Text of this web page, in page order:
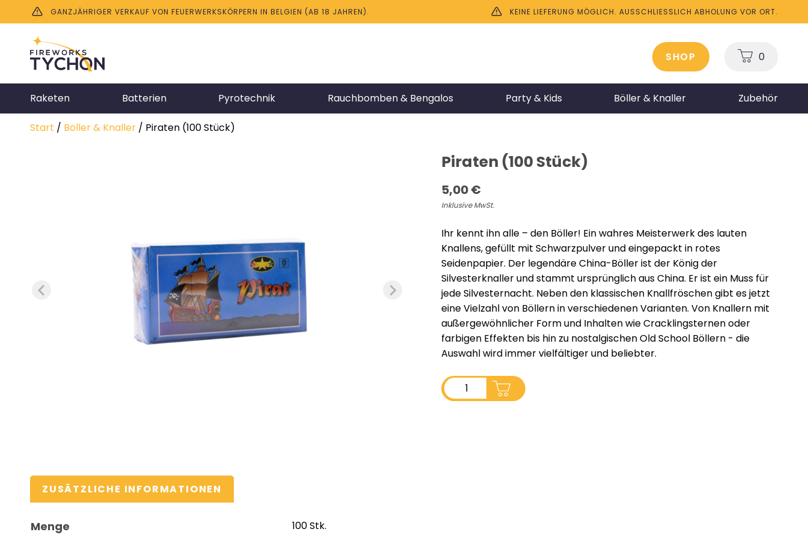
GANZJÄHRIGER VERKAUF VON FEUERWERKSKÖRPERN IN BELGIEN (AB 18 JAHREN). KEINE LIEFERUNG MÖGLICH. AUSSCHLIESSLICH ABHOLUNG VOR ORT.
SHOP 0
Raketen Batterien Pyrotechnik Rauchbomben & Bengalos Party & Kids Böller & Knaller Zubehör
Start / Böller & Knaller / Piraten (100 Stück)
Piraten (100 Stück)
5,00€
Inklusive MwSt.
Ihr kennt ihn alle – den Böller! Ein wahres Meisterwerk des lauten
Knallens, gefüllt mit Schwarzpulver und eingepackt in rotes
Seidenpapier. Der legendäre China-Böller ist der König der
Silvesterknaller und stammt ursprünglich aus China. Er ist ein Muss für
jede Silvesternacht. Neben den klassischen Knallfröschen gibt es jetzt
eine Vielzahl von Böllern in verschiedenen Varianten. Von Knallern mit
außergewöhnlicher Form und Inhalten wie Cracklingsternen oder
farbigen Effekten bis hin zu nostalgischen Old School Böllern - die
Auswahl wird immer vielfältiger und beliebter.
ZUSÄTZLICHE INFORMATIONEN
Menge 100 Stk.